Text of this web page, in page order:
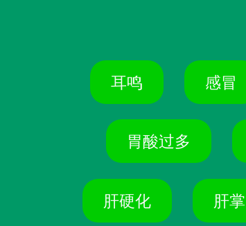
耳鸣 感冒
胃酸过多
肝硬化 肝掌